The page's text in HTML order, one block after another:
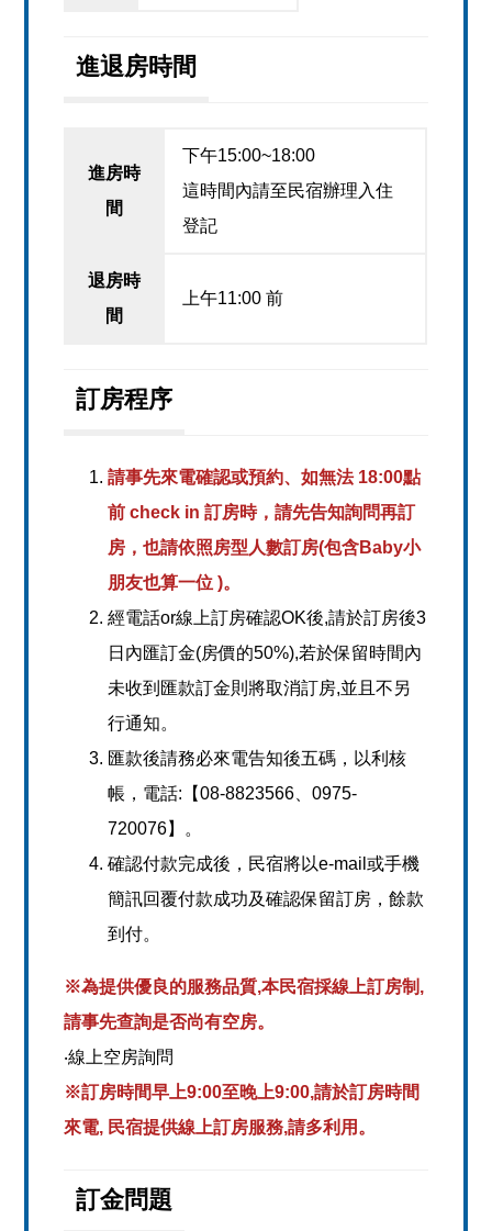
進退房時間
進房時
間
下午15:00~18:00
這時間內請至民宿辦理入住
登記
退房時
間
上午11:00 前
訂房程序
請事先來電確認或預約、如無法 18:00點
前 check in 訂房時，請先告知詢問再訂
房，也請依照房型人數訂房(包含Baby小
朋友也算一位 )。
經電話or線上訂房確認OK後,請於訂房後3
日內匯訂金(房價的50%),若於保留時間內
未收到匯款訂金則將取消訂房,並且不另
行通知。
匯款後請務必來電告知後五碼，以利核
帳，電話:【08-8823566、0975-
720076】。
確認付款完成後，民宿將以e-mail或手機
簡訊回覆付款成功及確認保留訂房，餘款
到付。
※為提供優良的服務品質,本民宿採線上訂房制,
請事先查詢是否尚有空房。
‧線上空房詢問
※訂房時間早上9:00至晚上9:00,請於訂房時間
來電, 民宿提供線上訂房服務,請多利用。
訂金問題